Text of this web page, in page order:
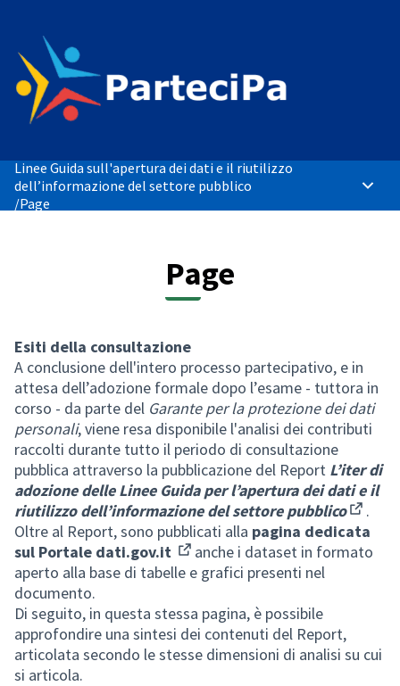
Linee Guida sull'apertura dei dati e il riutilizzo
dell’informazione del settore pubblico
/Page
Main
Page
Esiti della consultazione
A conclusione dell'intero processo partecipativo, e in
attesa dell’adozione formale dopo l’esame - tuttora in
corso - da parte del Garante per la protezione dei dati
personali, viene resa disponibile l'analisi dei contributi
raccolti durante tutto il periodo di consultazione
pubblica attraverso la pubblicazione del Report L’iter di
adozione delle Linee Guida per l’apertura dei dati e il
riutilizzo dell’informazione del settore pubblico
.
Oltre al Report, sono pubblicati alla pagina dedicata
sul Portale dati.gov.it
(External link)
anche i dataset in formato
aperto alla base di tabelle e grafici presenti nel
documento.
Di seguito, in questa stessa pagina, è possibile
approfondire una sintesi dei contenuti del Report,
articolata secondo le stesse dimensioni di analisi su cui
si articola.